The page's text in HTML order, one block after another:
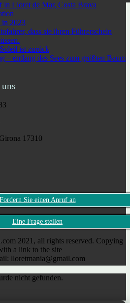
in Lloret de Mar, Costa Brava
in 2023
dass sie ihren Führerschein
ist zurück
– entlang des Sees zum größten Baum
17310
Fordern Sie einen Anruf an
Eine Frage stellen
2021, all rights reserved. Copying
a link to the site
lloretmania@gmail.com
nicht gefunden.